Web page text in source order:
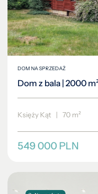
DOM NA SPRZEDAŻ
Dom z bala | 2000
Księży Kąt | 70 m²
549 000 PLN